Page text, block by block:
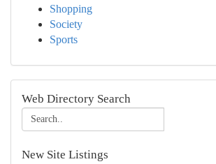
Shopping
Society
Sports
Web Directory Search
New Site Listings